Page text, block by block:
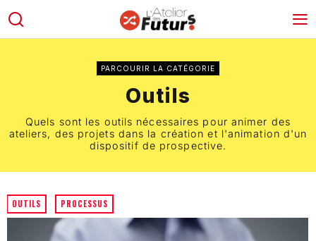
PARCOURIR LA CATÉGORIE
Outils
Quels sont les outils nécessaires pour animer des
ateliers, des projets dans la création et l'animation d'un
dispositif de prospective.
OUTILS · PROCESSUS